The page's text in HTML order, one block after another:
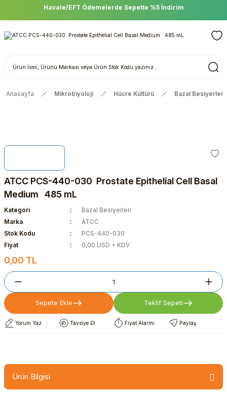
Havale/EFT Ödemelerde Sepette %5 İndirim
Anasayfa Mikrobiyoloji Hücre Kültürü Bazal Besiyerleri
ATCC PCS-440-030 Prostate Epithelial Cell Basal
Medium 485 mL
Kategori
Bazal Besiyerleri
Marka
ATCC
Stok Kodu
PCS-440-030
Fiyat
0,00 USD + KDV
0,00 TL
Sepete Ekle Teklif Sepeti
Yorum Yaz Tavsiye Et Fiyat Alarmı Paylaş
Ürün Bilgisi